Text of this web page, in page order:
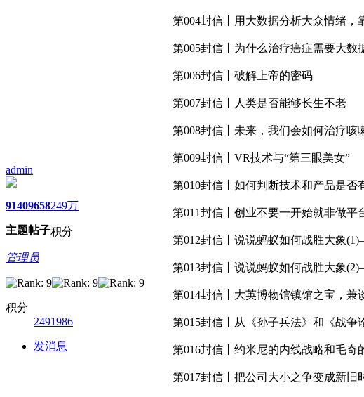
admin
9140
主题
9658
帖子
249万
积分
管理员
积分
2491986
发消息
第004封信丨用大数据分析大众情绪，
第005封信丨为什么治疗癌症需要大数
第006封信丨破解上帝的密码
第007封信丨人类是否能够长生不老
第008封信丨未来，我们会如何治疗咳
第009封信丨VR技术与“第三眼美女”
第010封信丨如何判断技术和产品是否
第011封信丨创业不要一开始就非做平
第012封信丨说说蚂蚁如何战胜大象
第013封信丨说说蚂蚁如何战胜大象
第014封信丨大英博物馆镇馆之宝，兼
第015封信丨从《孙子兵法》和《战争
第016封信丨约米尼的内线战略和毛奇
第017封信丨把公司大小之争变成新旧